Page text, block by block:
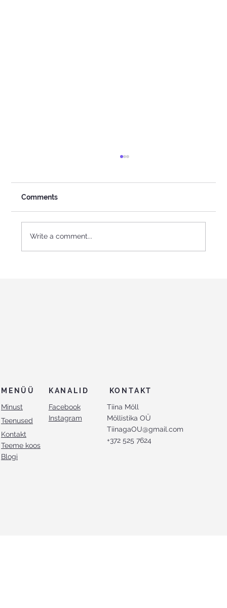
Comments
Write a comment...
MENÜÜ
Minust
Teenused
Kontakt
Teeme koos
Blogi
KANALID
Facebook
Instagram
KONTAKT
Tiina Möll
Möllistika OÜ
TiinagaOU@gmail.com
+372 525 7624